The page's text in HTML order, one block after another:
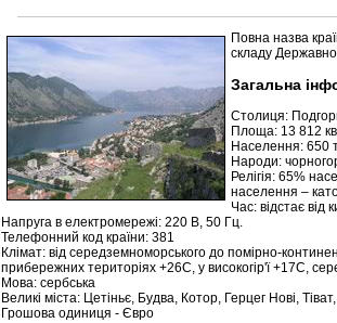
Розміщення інформації про готель на
Редагування інформації і цін на вимогу
Лічільник відвідувачів
Повна назва
складу
Загальна
Столиця:
Площа: 13 812
Населення: 650
Народи:
Релігія: 65%
населення –
Час: відстає від
Напруга в електромережі: 220 В, 50 Гц.
Телефонний код країни: 381
Клімат: від середземноморського до помірно-
прибережних територіях +26С, у високогір'ї +17С,
Мова: сербська
Великі міста: Цетіньє, Будва, Котор, Герцег Нові,
Грошова одиниця - Євро